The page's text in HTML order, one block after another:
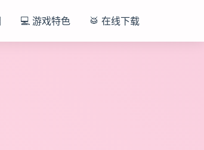
💻 游戏特色 🥁 在线下载